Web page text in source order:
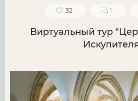
32 1
Виртуальный тур